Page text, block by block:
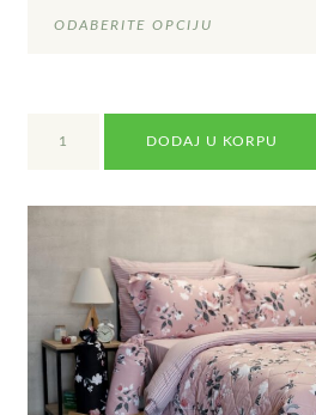
-7000
DODAJ U KORPU